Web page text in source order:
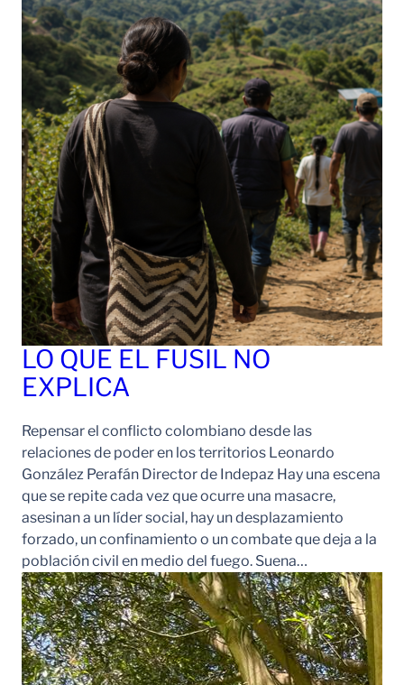
LO QUE EL FUSIL NO
EXPLICA
Repensar el conflicto colombiano desde las
relaciones de poder en los territorios Leonardo
González Perafán Director de Indepaz Hay una escena
que se repite cada vez que ocurre una masacre,
asesinan a un líder social, hay un desplazamiento
forzado, un confinamiento o un combate que deja a la
población civil en medio del fuego. Suena…